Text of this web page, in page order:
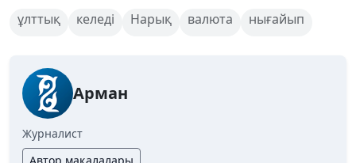
ұлттық келеді Нарық валюта нығайып
Арман
Журналист
Автор мақалалары